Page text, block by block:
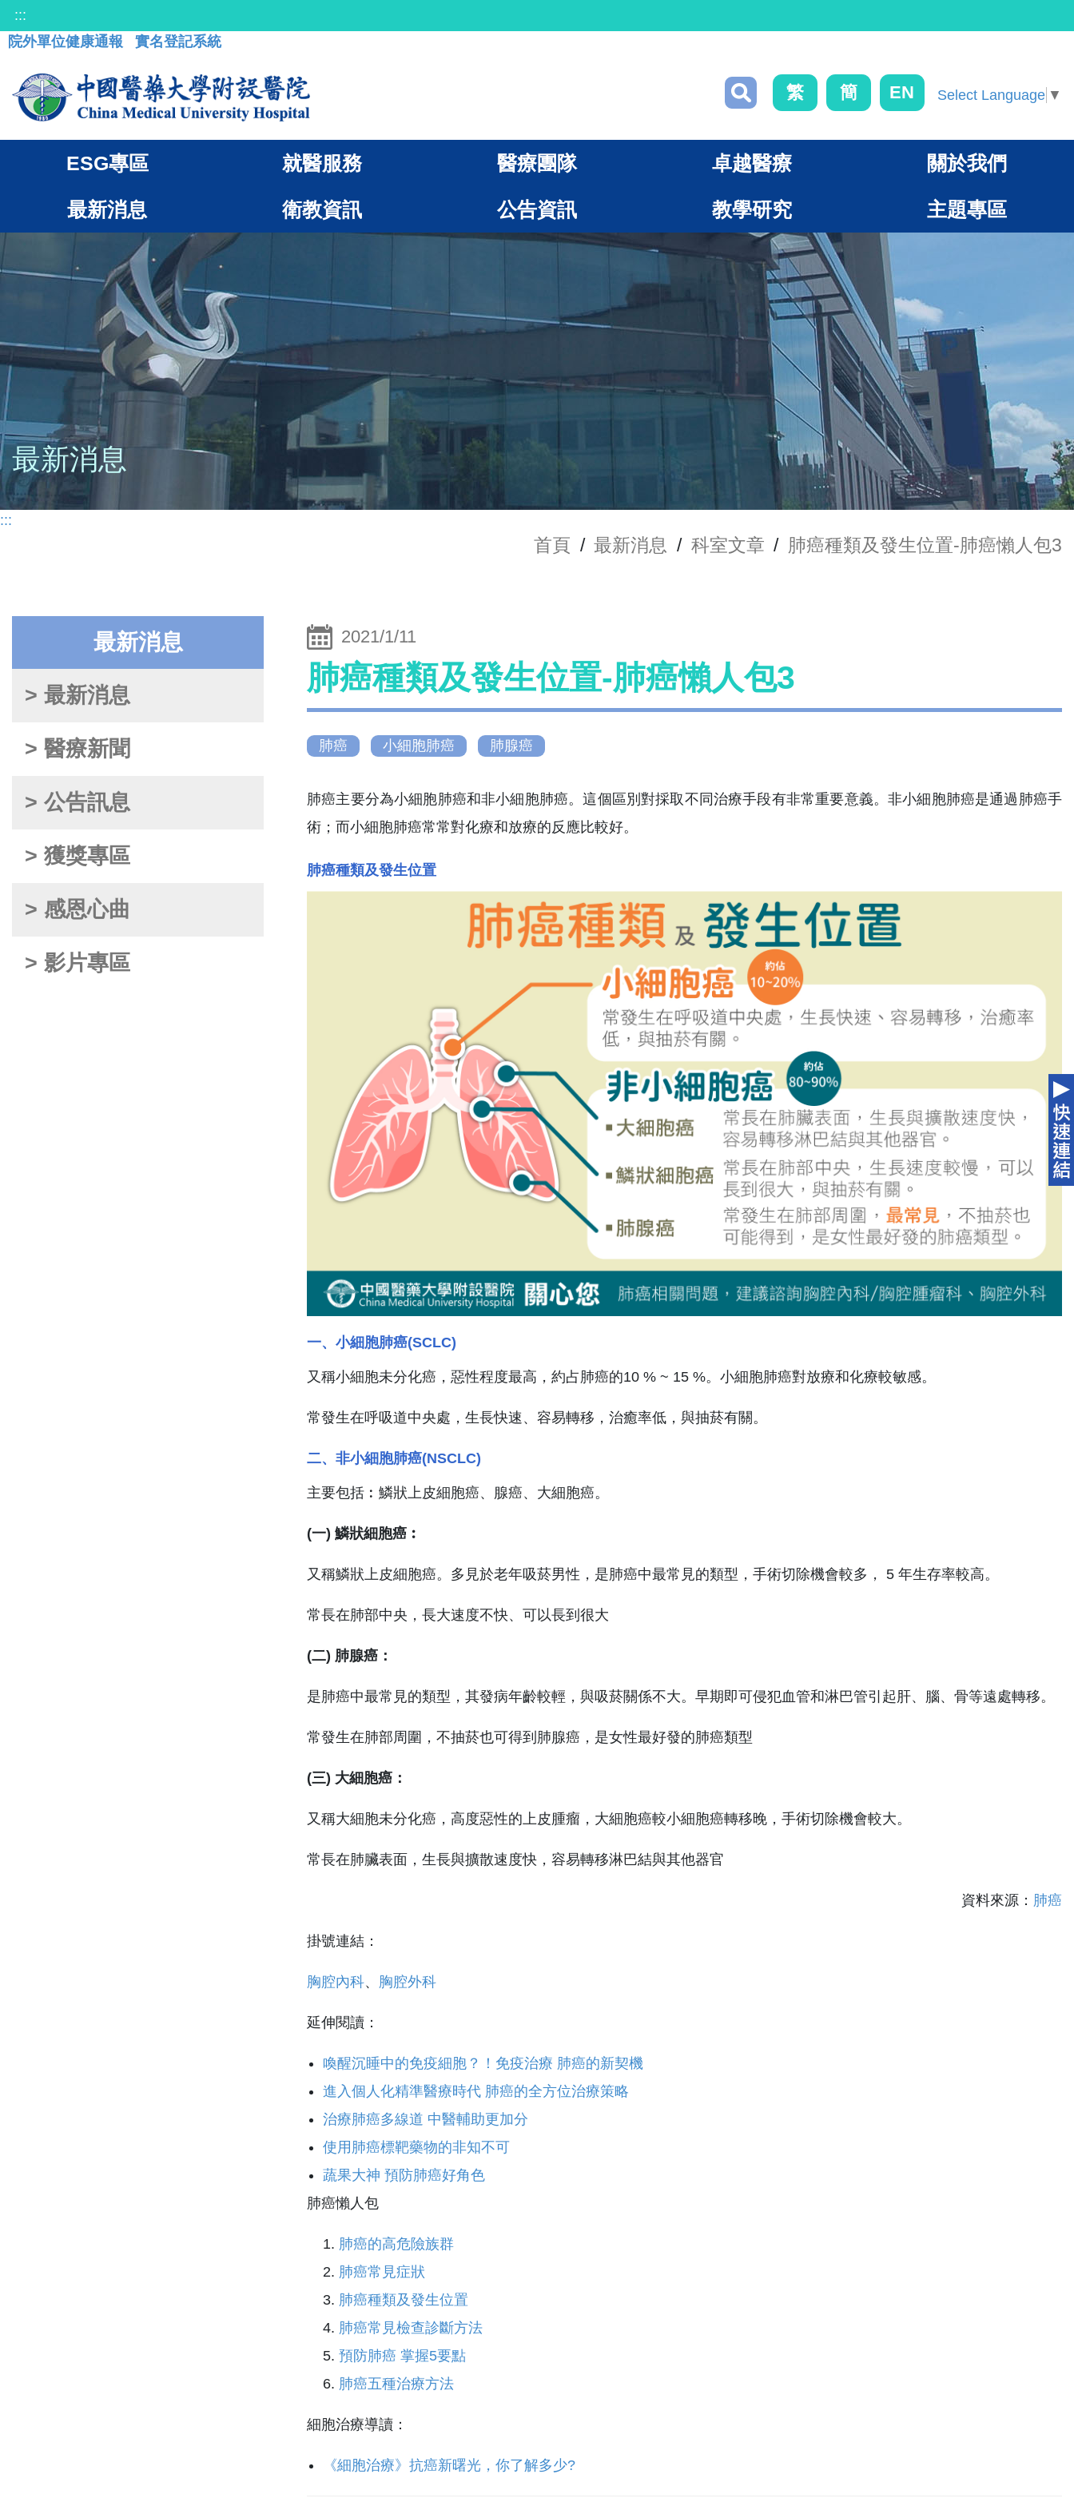
:::
院外單位健康通報
實名登記系統
繁 簡 EN Select Language ▼
ESG專區 就醫服務 醫療團隊 卓越醫療 關於我們
最新消息 衛教資訊 公告資訊 教學研究 主題專區
最新消息
:::
首頁 / 最新消息 / 科室文章 / 肺癌種類及發生位置-肺癌懶人包3
最新消息
> 最新消息
> 醫療新聞
> 公告訊息
> 獲獎專區
> 感恩心曲
> 影片專區
2021/1/11
肺癌種類及發生位置-肺癌懶人包3
肺癌 小細胞肺癌 肺腺癌
肺癌主要分為小細胞肺癌和非小細胞肺癌。這個區別對採取不同治療手段有非常重要意義。非小細胞肺癌是通過肺癌手
術；而小細胞肺癌常常對化療和放療的反應比較好。
肺癌種類及發生位置
一、小細胞肺癌(SCLC)
又稱小細胞未分化癌，惡性程度最高，約占肺癌的10 % ~ 15 %。小細胞肺癌對放療和化療較敏感。
常發生在呼吸道中央處，生長快速、容易轉移，治癒率低，與抽菸有關。
二、非小細胞肺癌(NSCLC)
主要包括︰鱗狀上皮細胞癌、腺癌、大細胞癌。
(一) 鱗狀細胞癌︰
又稱鱗狀上皮細胞癌。多見於老年吸菸男性，是肺癌中最常見的類型，手術切除機會較多， 5 年生存率較高。
常長在肺部中央，長大速度不快、可以長到很大
(二) 肺腺癌：
是肺癌中最常見的類型，其發病年齡較輕，與吸菸關係不大。早期即可侵犯血管和淋巴管引起肝、腦、骨等遠處轉移。
常發生在肺部周圍，不抽菸也可得到肺腺癌，是女性最好發的肺癌類型
(三) 大細胞癌：
又稱大細胞未分化癌，高度惡性的上皮腫瘤，大細胞癌較小細胞癌轉移晚，手術切除機會較大。
常長在肺臟表面，生長與擴散速度快，容易轉移淋巴結與其他器官
資料來源： 肺癌
掛號連結：
胸腔內科、 胸腔外科
延伸閱讀：
喚醒沉睡中的免疫細胞？！免疫治療 肺癌的新契機
進入個人化精準醫療時代 肺癌的全方位治療策略
治療肺癌多線道 中醫輔助更加分
使用肺癌標靶藥物的非知不可
蔬果大神 預防肺癌好角色
肺癌懶人包
肺癌的高危險族群
肺癌常見症狀
肺癌種類及發生位置
肺癌常見檢查診斷方法
預防肺癌 掌握5要點
肺癌五種治療方法
細胞治療導讀：
《細胞治療》抗癌新曙光，你了解多少?